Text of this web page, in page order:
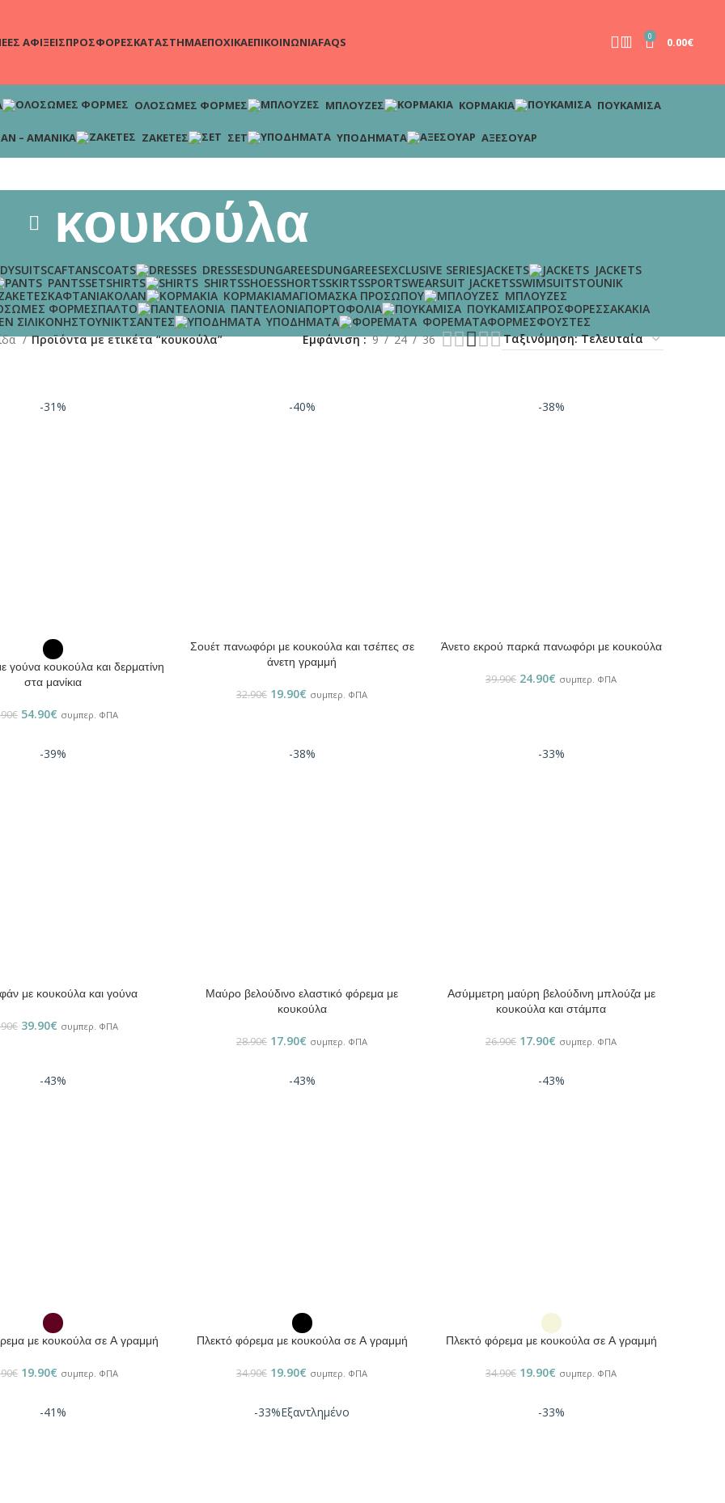
ΑΦΙΞΕΙΣΠΡΟΣΦΟΡΕΣΚΑΤΑΣΤΗΜΑΕΠΟΧΙΚΑΕΠΙΚΟΙΝΩΝΙΑFAQS 0 0.00€
ΟΛΌΣΩΜΕΣ ΦΌΡΜΕΣ ΜΠΛΟΎΖΕΣ ΚΟΡΜΆΚΙΑ ΠΟΥΚΆΜΙΣΑ
– ΑΜΆΝΙΚΑ ΖΑΚΈΤΕΣ ΣΕΤ ΥΠΟΔΉΜΑΤΑ ΑΞΕΣΟΥΆΡ
κουκούλα
CAFTANSCOATS DRESSESDUNGAREESDUNGAREESEXCLUSIVE SERIESJACKETS
JACKETS
PANTSSETSHIRTS SHIRTSSHOESSHORTSSKIRTSSPORTSWEARSUIT JACKETSSWIMSUITSTOUNIK
ΚΑΦΤΆΝΙΑΚΟΛΆΝ ΚΟΡΜΆΚΙΑΜΑΓΙΌΜΆΣΚΑ ΠΡΟΣΏΠΟΥ
ΜΠΛΟΎΖΕΣ
ΦΌΡΜΕΣΠΑΛΤΌ ΠΑΝΤΕΛΌΝΙΑΠΟΡΤΟΦΌΛΙΑ ΠΟΥΚΆΜΙΣΑΠΡΟΣΦΟΡΈΣΣΑΚΆΚΙΑ
ΣΙΛΙΚΌΝΗΣΤΟΥΝΊΚΤΣΆΝΤΕΣ ΥΠΟΔΉΜΑΤΑ ΦΟΡΈΜΑΤΑΦΌΡΜΕΣΦΟΎΣΤΕΣ
Προϊόντα με ετικέτα “κουκούλα” Εμφάνιση 9 24 36
-31%
κουκούλα και δερματίνη
στα μανίκια
€ 54.90€ συμπερ. ΦΠΑ
-40%
ΕΠΙΛΟΓΉ
Σουέτ πανωφόρι με κουκούλα και τσέπες σε
άνετη γραμμή
32.90€ 19.90€ συμπερ. ΦΠΑ
-38%
ΕΠΙΛΟΓΉ
Άνετο εκρού παρκά πανωφόρι με κουκούλα
39.90€ 24.90€ συμπερ. ΦΠΑ
-39%
με κουκούλα και γούνα
€ 39.90€ συμπερ. ΦΠΑ
-38%
ΕΠΙΛΟΓΉ
Μαύρο βελούδινο ελαστικό φόρεμα με
κουκούλα
28.90€ 17.90€ συμπερ. ΦΠΑ
-33%
ΕΠΙΛΟΓΉ
Ασύμμετρη μαύρη βελούδινη μπλούζα με
κουκούλα και στάμπα
26.90€ 17.90€ συμπερ. ΦΠΑ
-43%
με κουκούλα σε Α γραμμή
€ 19.90€ συμπερ. ΦΠΑ
-43%
Πλεκτό φόρεμα με κουκούλα σε Α γραμμή
34.90€ 19.90€ συμπερ. ΦΠΑ
-43%
Πλεκτό φόρεμα με κουκούλα σε Α γραμμή
34.90€ 19.90€ συμπερ. ΦΠΑ
-41% -33%Εξαντλημένο -33%